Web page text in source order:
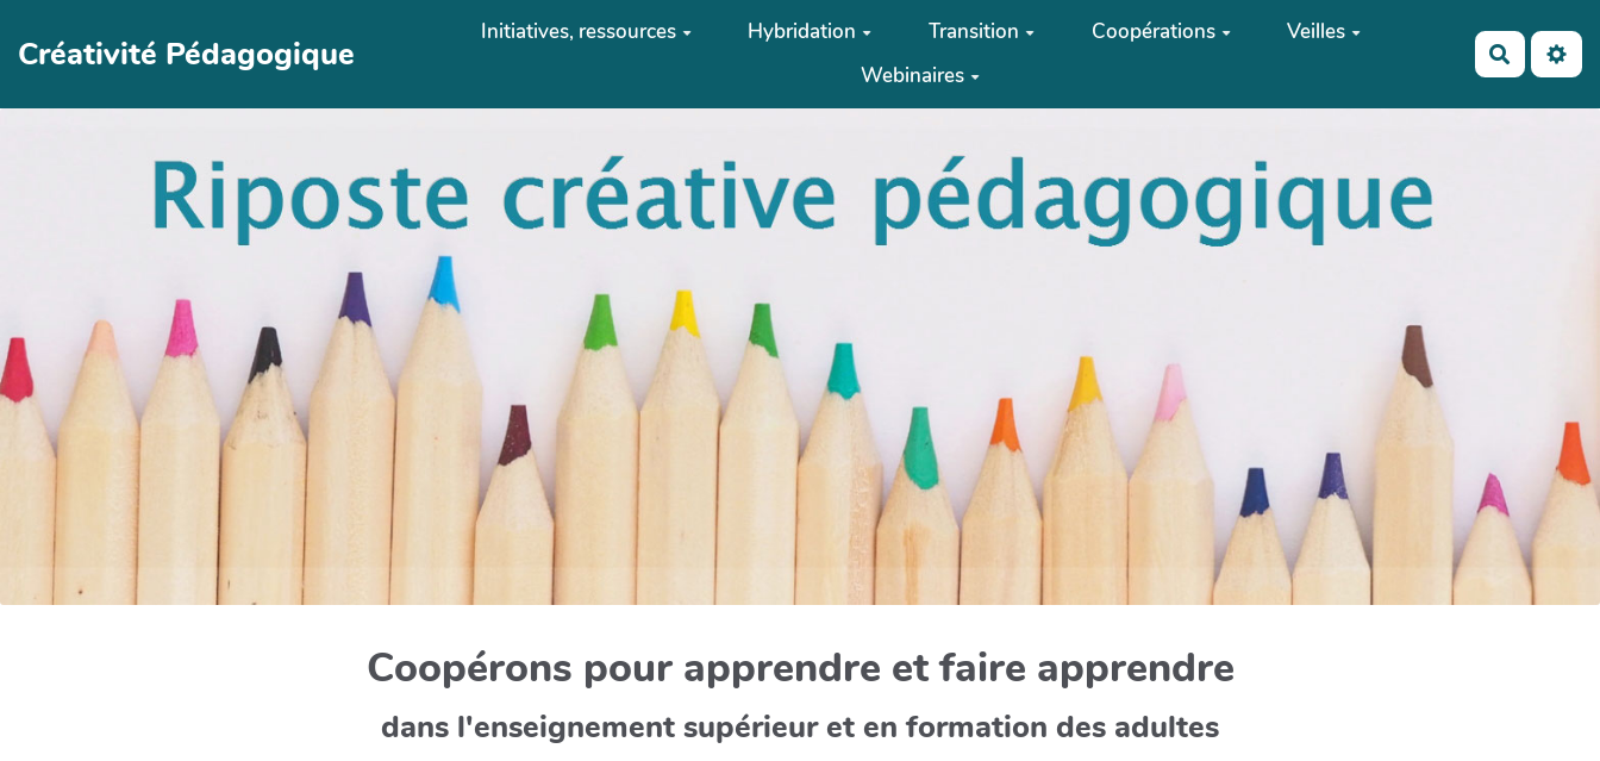
Créativité Pédagogique
Initiatives, ressources Hybridation Transition Coopérations
Veilles
Webinaires
Coopérons pour apprendre et faire apprendre
dans l'enseignement supérieur et en formation des adultes